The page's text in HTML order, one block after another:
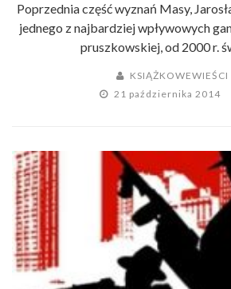
Poprzednia część wyznań Masy,
jednego z najbardziej wpływowych
pruszkowskiej, od 2000 r.
KSIĄŻKOWEWIEŚCI
21 października 2014